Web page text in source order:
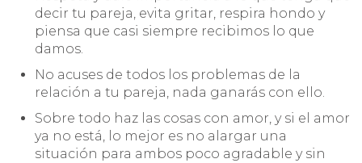
decir tu pareja, evita gritar, respira hondo y
piensa que casi siempre recibimos lo que
damos.
No acuses de todos los problemas de la
relación a tu pareja, nada ganarás con ello.
Sobre todo haz las cosas con amor, y si el amor
ya no está, lo mejor es no alargar una
situación para ambos poco agradable y sin